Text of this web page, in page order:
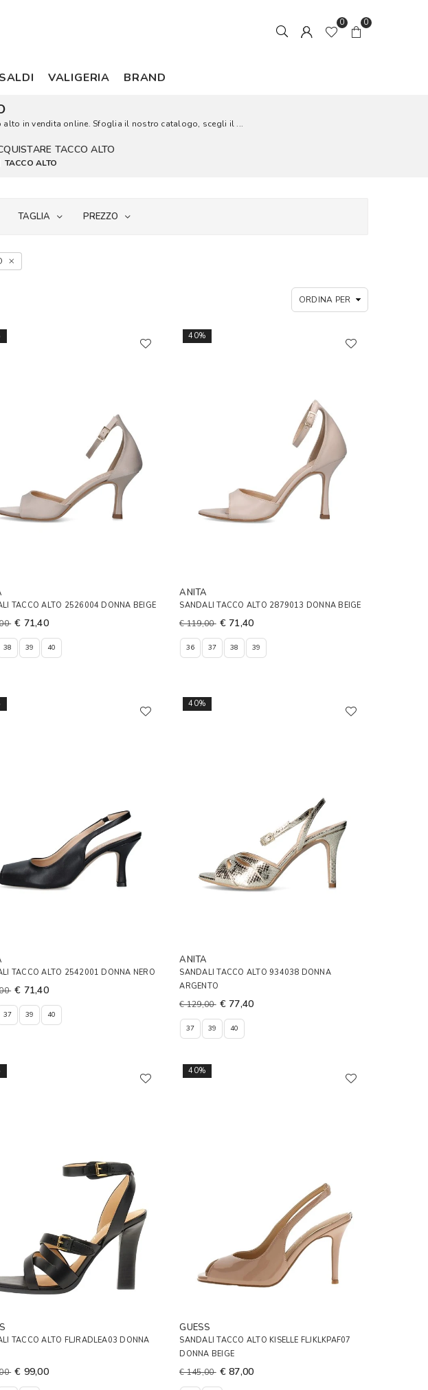
0 0
SALDI VALIGERIA BRAND
alto in vendita online. Sfoglia il nostro catalogo, scegli il ...
TACCO ALTO
TACCO ALTO
TAGLIA PREZZO
TACCO ALTO 2526004 DONNA BEIGE
€ 71,40
38 39 40
40%
ANITA
SANDALI TACCO ALTO 2879013 DONNA BEIGE
€ 119,00 € 71,40
36 37 38 39
TACCO ALTO 2542001 DONNA NERO
€ 71,40
37 39 40
40%
ANITA
SANDALI TACCO ALTO 934038 DONNA
ARGENTO
€ 129,00 € 77,40
37 39 40
TACCO ALTO FLJRADLEA03 DONNA
€ 99,00
40%
GUESS
SANDALI TACCO ALTO KISELLE FLJKLKPAF07
DONNA BEIGE
€ 145,00 € 87,00